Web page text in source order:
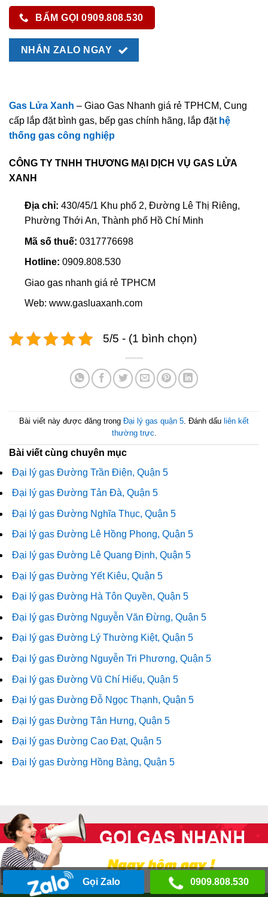
BẤM GỌI 0909.808.530
NHẮN ZALO NGAY
Gas Lửa Xanh – Giao Gas Nhanh giá rẻ TPHCM, Cung
cấp lắp đặt bình gas, bếp gas chính hãng, lắp đặt hệ
thống gas công nghiệp
CÔNG TY TNHH THƯƠNG MẠI DỊCH VỤ GAS LỬA
XANH
Địa chỉ: 430/45/1 Khu phố 2, Đường Lê Thị Riêng,
Phường Thới An, Thành phố Hồ Chí Minh
Mã số thuế: 0317776698
Hotline: 0909.808.530
Giao gas nhanh giá rẻ TPHCM
Web: www.gasluaxanh.com
5/5 - (1 bình chọn)
Bài viết này được đăng trong Đại lý gas quận 5 . Đánh dấu liên kết
thường trực
Bài viết cùng chuyên mục
Đại lý gas Đường Trần Điện, Quận 5
Đại lý gas Đường Tản Đà, Quận 5
Đại lý gas Đường Nghĩa Thục, Quận 5
Đại lý gas Đường Lê Hồng Phong, Quận 5
Đại lý gas Đường Lê Quang Định, Quận 5
Đại lý gas Đường Yết Kiêu, Quận 5
Đại lý gas Đường Hà Tôn Quyền, Quận 5
Đại lý gas Đường Nguyễn Văn Đừng, Quận 5
Đại lý gas Đường Lý Thường Kiệt, Quận 5
Đại lý gas Đường Nguyễn Tri Phương, Quận 5
Đại lý gas Đường Vũ Chí Hiếu, Quận 5
Đại lý gas Đường Đỗ Ngọc Thạnh, Quận 5
Đại lý gas Đường Tân Hưng, Quận 5
Đại lý gas Đường Cao Đạt, Quận 5
Đại lý gas Đường Hồng Bàng, Quận 5
Gọi Zalo 0909.808.530